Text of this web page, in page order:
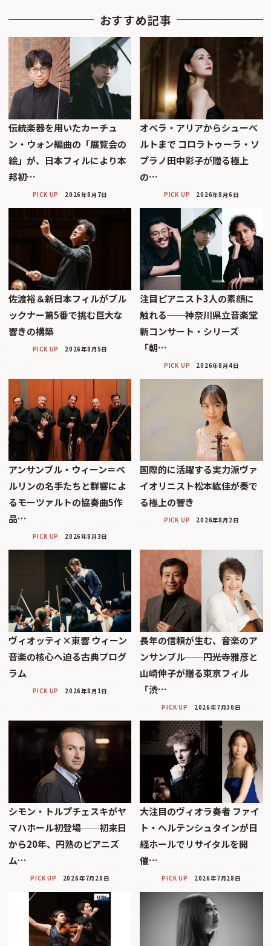
おすすめ記事
伝統楽器を用いたカーチュ
ン・ウォン編曲の「展覧会の
絵」が、日本フィルにより本
邦初…
PICK UP 2026年8月7日
オペラ・アリアからシューベ
ルトまで コロラトゥーラ・ソ
プラノ田中彩子が贈る極上
の…
PICK UP 2026年8月6日
佐渡裕＆新日本フィルがブル
ックナー第5番で挑む巨大な
響きの構築
PICK UP 2026年8月5日
注目ピアニスト3人の素顔に
触れる──神奈川県立音楽堂
新コンサート・シリーズ
「朝…
PICK UP 2026年8月4日
アンサンブル・ウィーン＝ベ
ルリンの名手たちと群響によ
るモーツァルトの協奏曲5作
品…
PICK UP 2026年8月3日
国際的に活躍する実力派ヴァ
イオリニスト松本紘佳が奏で
る極上の響き
PICK UP 2026年8月2日
ヴィオッティ×東響 ウィーン
音楽の核心へ迫る古典プログ
ラム
PICK UP 2026年8月1日
長年の信頼が生む、音楽のア
ンサンブル──円光寺雅彦と
山崎伸子が贈る東京フィル
「渋…
PICK UP 2026年7月30日
シモン・トルプチェスキがヤ
マハホール初登場──初来日
から20年、円熟のピアニズ
ム…
PICK UP 2026年7月28日
大注目のヴィオラ奏者 ファイ
ト・ヘルテンシュタインが日
経ホールでリサイタルを開
催…
PICK UP 2026年7月28日